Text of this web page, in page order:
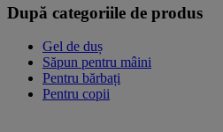
După categoriile de produs
Gel de duș
Săpun pentru mâini
Pentru bărbați
Pentru copii